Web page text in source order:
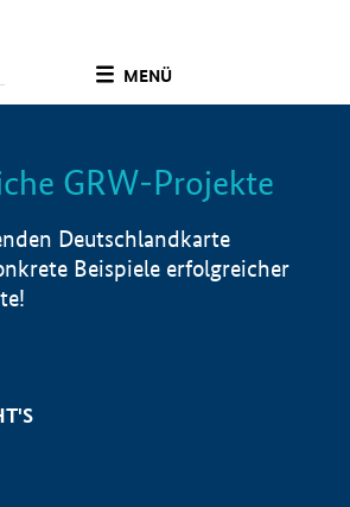
MENÜ
Info
GRW-Projekte
Deutschlandkarte
Beispiele erfolgreicher